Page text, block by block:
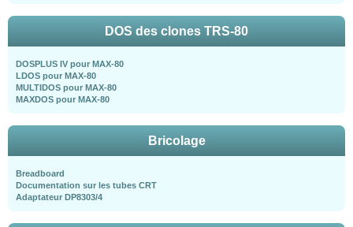
DOS des clones TRS-80
DOSPLUS IV pour MAX-80
LDOS pour MAX-80
MULTIDOS pour MAX-80
MAXDOS pour MAX-80
Bricolage
Breadboard
Documentation sur les tubes CRT
Adaptateur DP8303/4